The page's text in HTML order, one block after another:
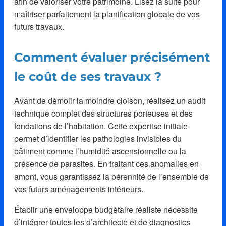
maîtriser parfaitement la planification globale de vos
futurs travaux.
Comment évaluer précisément
le coût de ses travaux ?
Avant de démolir la moindre cloison, réalisez un audit
technique complet des structures porteuses et des
fondations de l’habitation. Cette expertise initiale
permet d’identifier les pathologies invisibles du
bâtiment comme l’humidité ascensionnelle ou la
présence de parasites. En traitant ces anomalies en
amont, vous garantissez la pérennité de l’ensemble de
vos futurs aménagements intérieurs.
Établir une enveloppe budgétaire réaliste nécessite
d’intégrer toutes les d’architecte et de diagnostics